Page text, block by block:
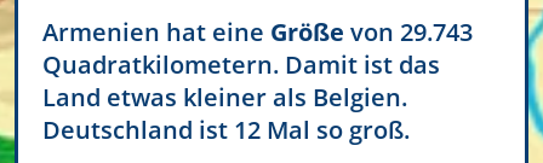
Armenien hat eine Größe von 29.743
Quadratkilometern. Damit ist das
Land etwas kleiner als Belgien.
Deutschland ist 12 Mal so groß.